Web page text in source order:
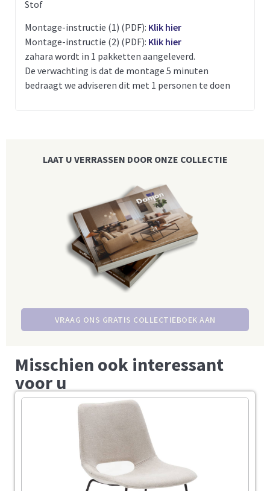
Stof
Montage-instructie (1) (PDF): Klik hier
Montage-instructie (2) (PDF): Klik hier
zahara wordt in 1 pakketten aangeleverd.
De verwachting is dat de montage 5 minuten
bedraagt we adviseren dit met 1 personen te doen
LAAT U VERRASSEN DOOR ONZE COLLECTIE
VRAAG ONS GRATIS COLLECTIEBOEK AAN
Misschien ook interessant
voor u